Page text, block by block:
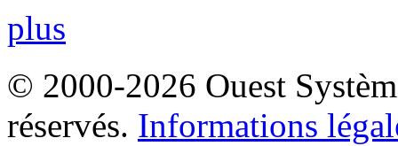
plus
© 2000-2026 Ouest
réservés. Informations